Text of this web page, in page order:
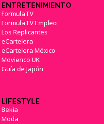
ENTRETENIMIENTO
FormulaTV
FormulaTV Empleo
Los Replicantes
eCartelera
eCartelera México
Movienco UK
Guía de Japón
LIFESTYLE
Bekia
Moda